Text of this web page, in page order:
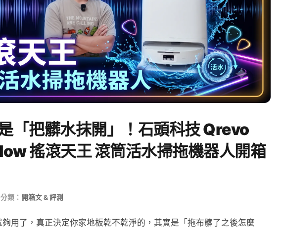
「把髒水抹開」！石頭科技 Qrevo
搖滾天王 滾筒活水掃拖機器人開箱
分類： 開箱文 & 評測
用了，真正決定你家地板乾不乾淨的，其實是「拖布髒了之後怎麼